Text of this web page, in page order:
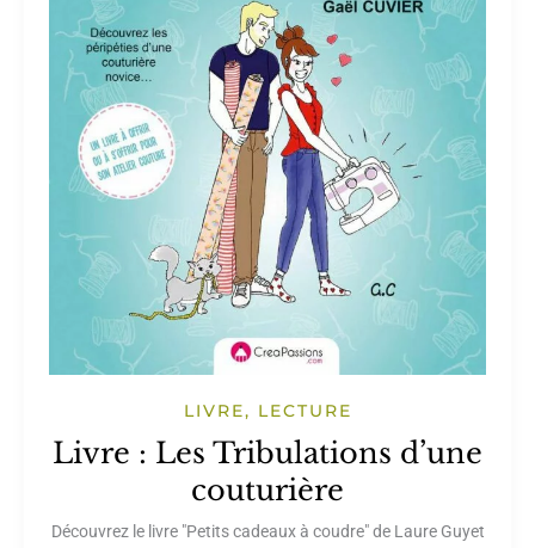
LIVRE, LECTURE
Livre : Les Tribulations d’une
couturière
Découvrez le livre "Petits cadeaux à coudre" de Laure Guyet